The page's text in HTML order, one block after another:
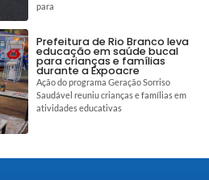
para
Prefeitura de Rio Branco leva
educação em saúde bucal
para crianças e famílias
durante a Expoacre
Ação do programa Geração Sorriso
Saudável reuniu crianças e famílias em
atividades educativas